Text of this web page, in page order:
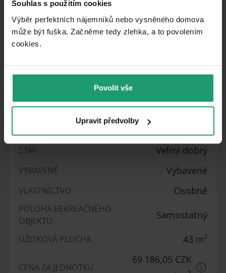
Souhlas s použitím cookies
Výběr perfektních nájemníků nebo vysněného domova
může být fuška. Začněme tedy zlehka, a to povolením
cookies.​
Povolit vše
Upravit předvolby
DOSTUPNÉ OD
KONŠTRUKCIA
BUDOVY
Tehla
G - Mimoriadne
UMIESTNENIE Tichá lokalita
STAV Veľmi dobrý
VYBAVENÉ Vybavené
VLASTNÍCTVO Osobné
POLOHA REKREAČNÉHO
OBJEKTU
Samostatný
ÚŽITKOVÁ PLOCHA 43 m²
CENA ZA JEDNOTKU
69 186,05 CZK